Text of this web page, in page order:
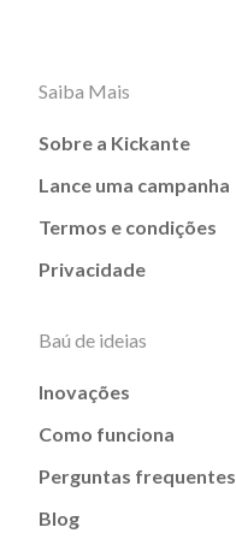
Saiba Mais
Sobre a Kickante
Lance uma campanha
Termos e condições
Privacidade
Baú de ideias
Inovações
Como funciona
Perguntas frequentes
Blog